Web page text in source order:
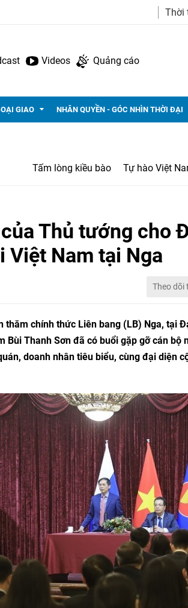
Thời
Videos Quảng cáo
GIAO NHÂN QUYỀN - GÓC NHÌN THỜI ĐẠI
Tấm lòng kiều bào Tự hào Việt
Thủ tướng cho
Việt Nam tại Nga
Theo dõi
thăm chính thức Liên bang (LB) Nga, tại
Bùi Thanh Sơn đã có buổi gặp gỡ cán
doanh nhân tiêu biểu, cùng đại diện